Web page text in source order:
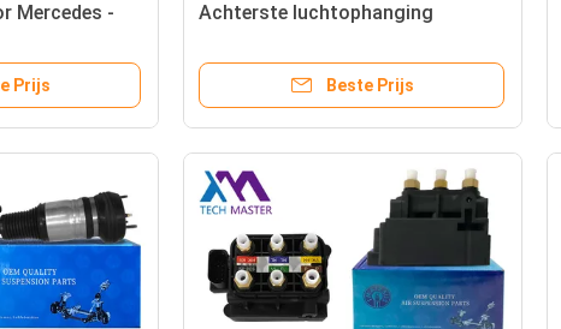
Mercedes -
Prijs
Achterste luchtophanging
Klasse C238 E-Coupe W253 X290
W257 C257
Beste Prijs